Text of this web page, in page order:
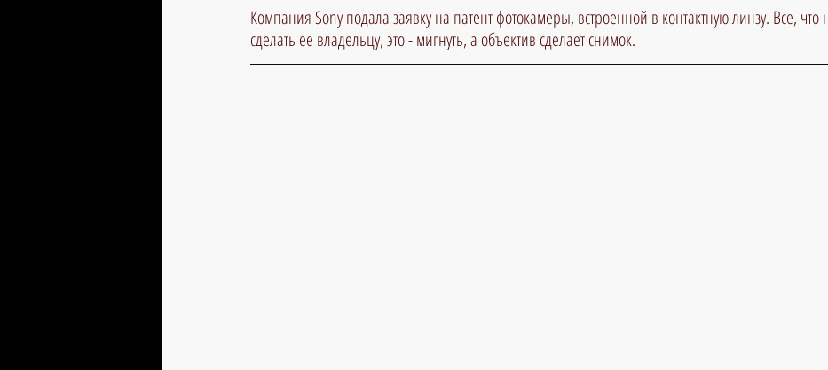
Компания Sony подала заявку на патент фотокамеры, встроенной в контактную линзу. Все, что
сделать ее владельцу, это - мигнуть, а объектив сделает снимок.